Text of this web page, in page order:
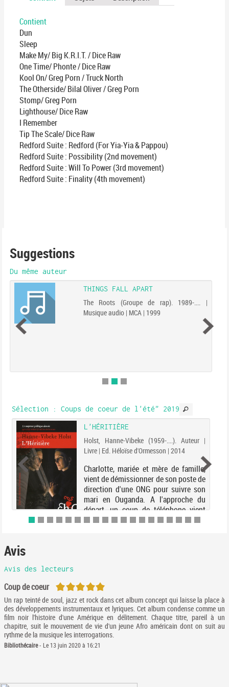
Contient
Dun
Sleep
Make My/ Big K.R.I.T. / Dice Raw
One Time/ Phonte / Dice Raw
Kool On/ Greg Porn / Truck North
The Otherside/ Bilal Oliver / Greg Porn
Stomp/ Greg Porn
Lighthouse/ Dice Raw
I Remember
Tip The Scale/ Dice Raw
Redford Suite : Redford (For Yia-Yia & Pappou)
Redford Suite : Possibility (2nd movement)
Redford Suite : Will To Power (3rd movement)
Redford Suite : Finality (4th movement)
Suggestions
Du même auteur
THINGS FALL APART
The Roots (Groupe de rap). 1989-.... |
Musique audio | MCA | 1999
Sélection : Coups de coeur de l'été" 2019
L'HÉRITIÈRE
Holst, Hanne-Vibeke (1959-....). Auteur |
Livre | Ed. Héloïse d'Ormesson | 2014
Charlotte, mariée et mère de famille,
vient de démissionner de son poste de
direction d'une ONG pour suivre son
mari en Ouganda. A l'approche du
départ, un coup de téléphone vient
bouleverser le programme : le Premier
Avis
Avis des lecteurs
Coup de coeur 5/5
Un rap teinté de soul, jazz et rock dans cet album concept qui laisse la place à
des développements instrumentaux et lyriques. Cet album condense comme un
film noir l'histoire d'une Amérique en délitement. Chaque titre, pareil à un
chapitre, suit le mouvement de vie d'un jeune Afro américain dont on suit au
rythme de la musique les interrogations.
Bibliothécaire- Le 13 juin 2020 à 16:21